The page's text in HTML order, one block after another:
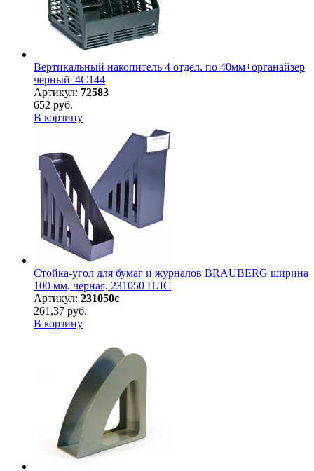
Вертикальный накопитель 4 отдел. по 40мм+органайзер
черный '4C144
Артикул: 72583
652 руб.
В корзину
Стойка-угол для бумаг и журналов BRAUBERG ширина
100 мм, черная, 231050 ПЛС
Артикул: 231050с
261,37 руб.
В корзину